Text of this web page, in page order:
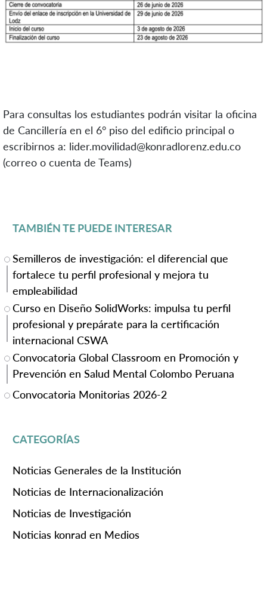
Para consultas los estudiantes podrán visitar la oficina
de Cancillería en el 6° piso del edificio principal o
escribirnos a: lider.movilidad@konradlorenz.edu.co
(correo o cuenta de Teams)
TAMBIÉN TE PUEDE INTERESAR
Semilleros de investigación: el diferencial que
fortalece tu perfil profesional y mejora tu
empleabilidad
Curso en Diseño SolidWorks: impulsa tu perfil
profesional y prepárate para la certificación
internacional CSWA
Convocatoria Global Classroom en Promoción y
Prevención en Salud Mental Colombo Peruana
Convocatoria Monitorias 2026-2
CATEGORÍAS
Noticias Generales de la Institución
Noticias de Internacionalización
Noticias de Investigación
Noticias konrad en Medios